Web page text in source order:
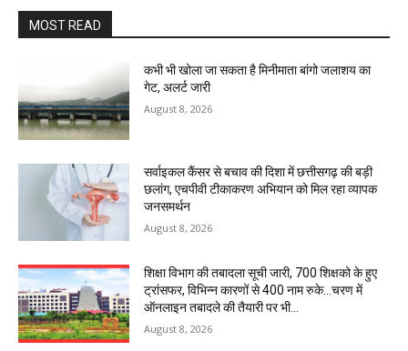
MOST READ
कभी भी खोला जा सकता है मिनीमाता बांगो जलाशय का
गेट, अलर्ट जारी
August 8, 2026
सर्वाइकल कैंसर से बचाव की दिशा में छत्तीसगढ़ की बड़ी
छलांग, एचपीवी टीकाकरण अभियान को मिल रहा व्यापक
जनसमर्थन
August 8, 2026
शिक्षा विभाग की तबादला सूची जारी, 700 शिक्षको के हुए
ट्रांसफर, विभिन्न कारणों से 400 नाम रुके…चरण में
ऑनलाइन तबादले की तैयारी पर भी...
August 8, 2026